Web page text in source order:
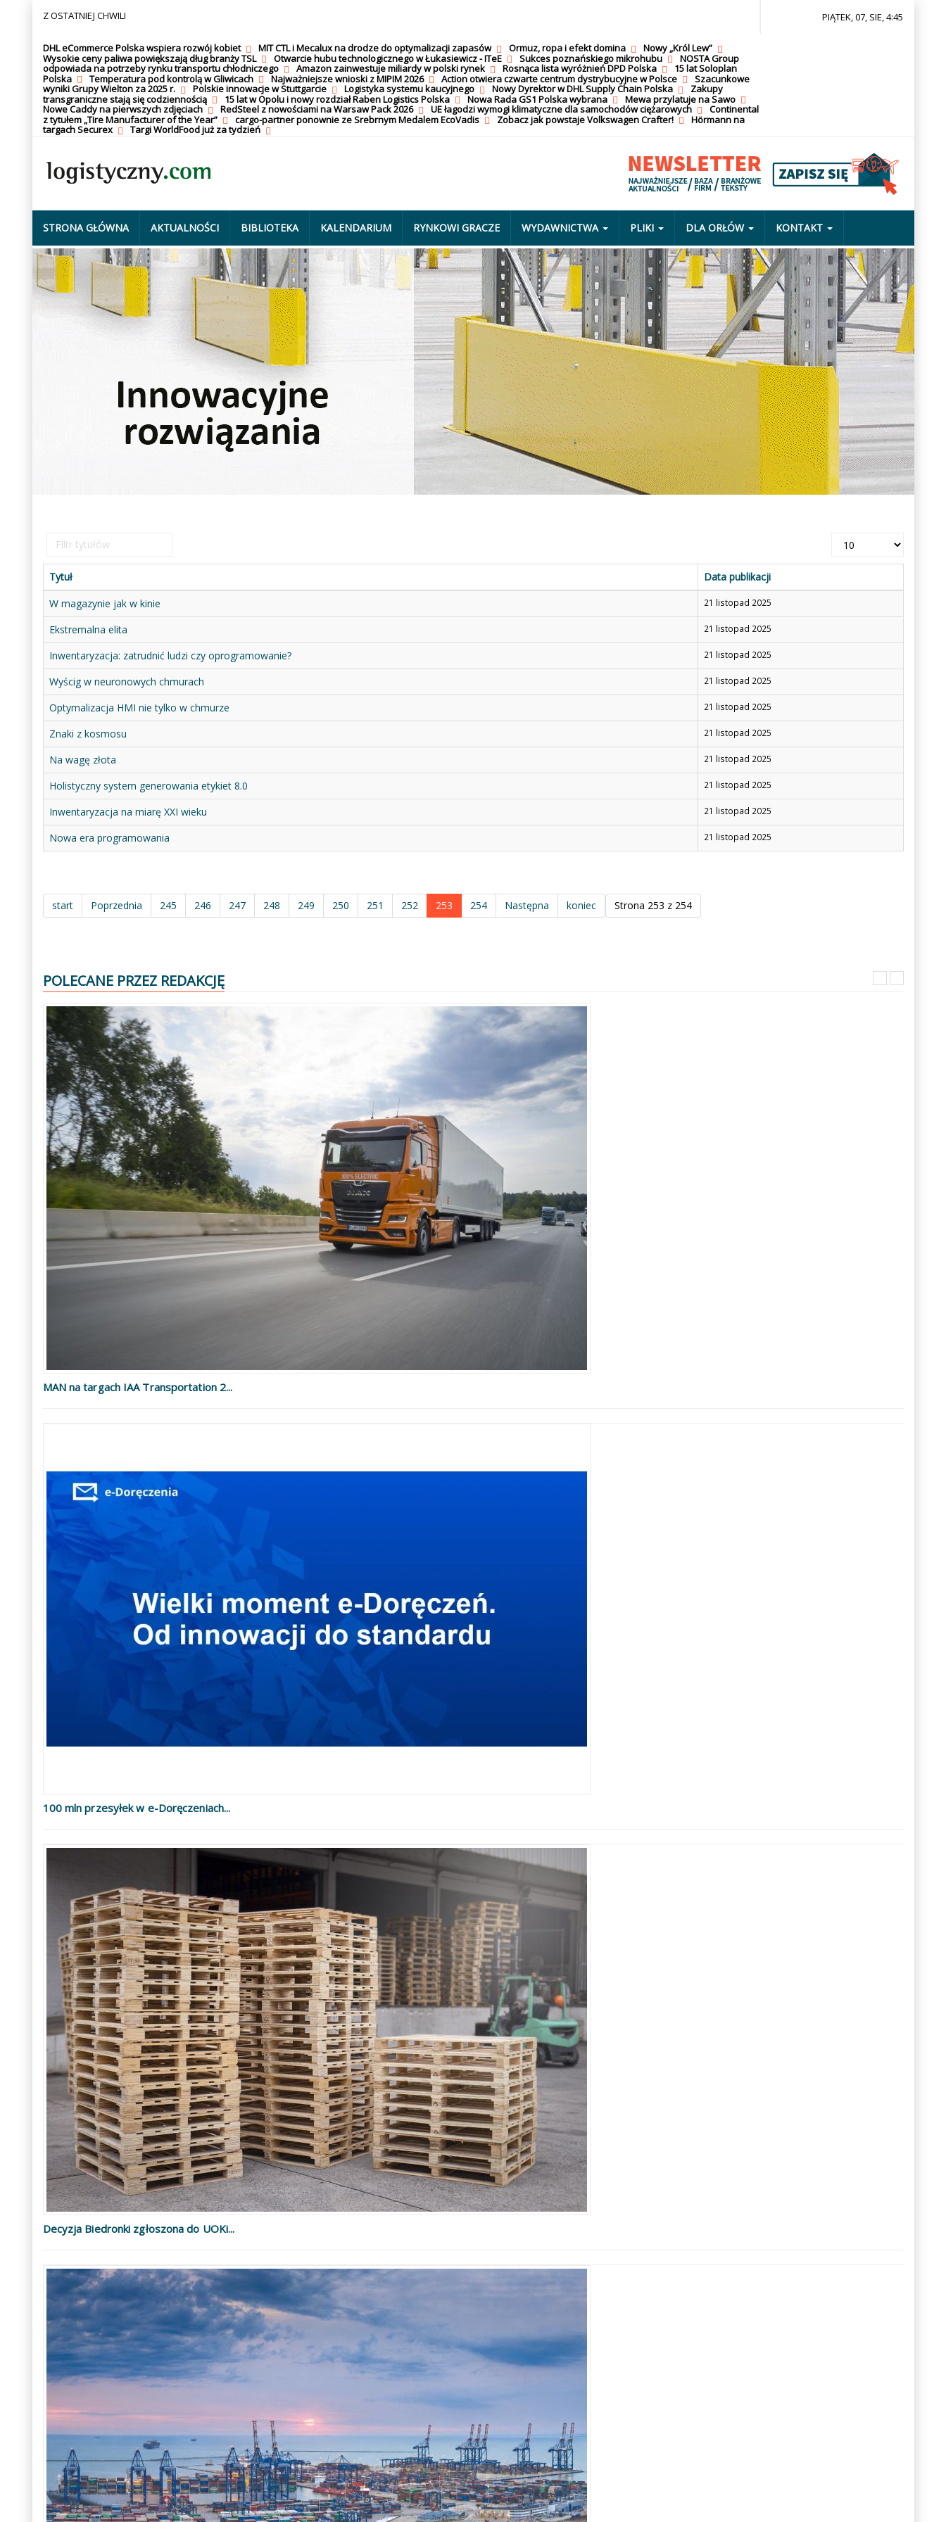
Z OSTATNIEJ CHWILI
DHL eCommerce Polska wspiera rozwój kobiet MIT CTL i Mecalux na drodze do optymalizacji zapasów Ormuz, ropa i efekt domina
Nowy „Król Lew”
Wysokie ceny paliwa powiększają dług branży TSL
Otwarcie hubu technologicznego w Łukasiewicz - ITeE Sukces poznańskiego mikrohubu
NOSTA Group
odpowiada na potrzeby rynku transportu chłodniczego
Amazon zainwestuje miliardy w polski rynek Rosnąca lista wyróżnień DPD Polska
15 lat Soloplan
Polska
Temperatura pod kontrolą w Gliwicach Najważniejsze wnioski z MIPIM 2026 Action otwiera czwarte centrum dystrybucyjne w Polsce
Szacunkowe
wyniki Grupy Wielton za 2025 r.
Polskie innowacje w Stuttgarcie Logistyka systemu kaucyjnego Nowy Dyrektor w DHL Supply Chain Polska
Zakupy
transgraniczne stają się codziennością
15 lat w Opolu i nowy rozdział Raben Logistics Polska Nowa Rada GS1 Polska wybrana
Mewa przylatuje na Sawo
Nowe Caddy na pierwszych zdjęciach
RedSteel z nowościami na Warsaw Pack 2026 UE łagodzi wymogi klimatyczne dla samochodów ciężarowych
Continental
z tytułem „Tire Manufacturer of the Year”
cargo-partner ponownie ze Srebrnym Medalem EcoVadis Zobacz jak powstaje Volkswagen Crafter!
Hörmann na
targach Securex
Targi WorldFood już za tydzień
PIĄTEK, 07, SIE, 4:45
STRONA GŁÓWNA AKTUALNOŚCI BIBLIOTEKA KALENDARIUM RYNKOWI GRACZE WYDAWNICTWA PLIKI DLA ORŁÓW KONTAKT
Filtr
tytułów
Pokaż
Tytuł
Data publikacji
W magazynie jak w kinie
21 listopad 2025
Ekstremalna elita 21 listopad 2025
Inwentaryzacja: zatrudnić ludzi czy oprogramowanie? 21 listopad 2025
Wyścig w neuronowych chmurach 21 listopad 2025
Optymalizacja HMI nie tylko w chmurze 21 listopad 2025
Znaki z kosmosu 21 listopad 2025
Na wagę złota 21 listopad 2025
Holistyczny system generowania etykiet 8.0 21 listopad 2025
Inwentaryzacja na miarę XXI wieku 21 listopad 2025
Nowa era programowania 21 listopad 2025
Strona 253 z 254
start Poprzednia 245 246 247 248 249 250 251 252 253 254 Następna koniec
POLECANE PRZEZ REDAKCJĘ
Poprzedni
Następny
MAN na targach IAA Transportation 2...
100 mln przesyłek w e-Doręczeniach...
Decyzja Biedronki zgłoszona do UOKi...